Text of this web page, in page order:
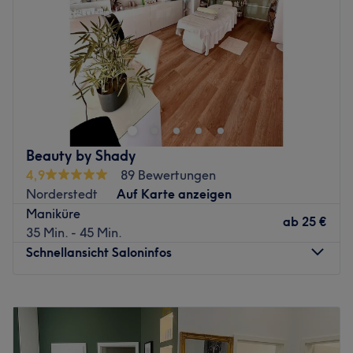
Samstag
09:30–20:00
Sonntag
Geschlossen
Legst du großen Wert auf perfekt gepflegte Hände und
Füße? Dann solltest du Beauty Casca - AEZ in Hamburg,
Alstertal-Einkaufszentrum einen Besuch abstatten, denn
hier sorgt ein erfahrenes Team für ein erholsames
Schönheitsprogamm! Deinen persönlichen Termin buchst
du dir ganz einfach online über Treatwell und dann
kannst du das erholsame Pflegeprogramm schon
genießen!
Zurück zur Salonansicht
Beauty by Shady
4,9
89 Bewertungen
Norderstedt
Auf Karte anzeigen
Maniküre
35 Min. - 45 Min.
ab 25 €
Schnellansicht Saloninfos
Dienstag
Mittwoch